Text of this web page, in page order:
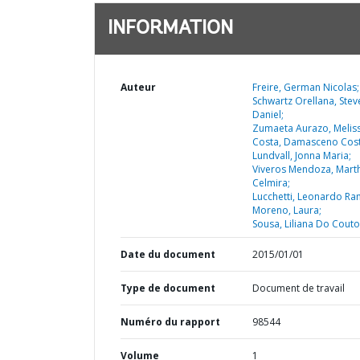
INFORMATION
Auteur
Freire, German Nicolas;
Schwartz Orellana,
Daniel;
Zumaeta Aurazo,
Costa, Damasceno
Lundvall, Jonna Maria;
Viveros Mendoza,
Celmira;
Lucchetti, Leonardo
Moreno, Laura;
Sousa, Liliana Do
Date du document 2015/01/01
Type de document Document de travail
Numéro du rapport 98544
Volume 1